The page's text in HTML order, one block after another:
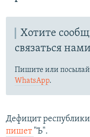
Все сайты РСЕ/РС
Хотите
связаться
Пишите или
WhatsApp.
Дефицит республики
пишет "Ъ".